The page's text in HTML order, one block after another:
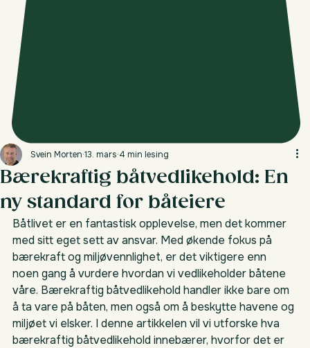
Bærekraftig båtvedlikehold: En
ny standard for båteiere
Svein Morten 13. mars 4 min lesing
Båtlivet er en fantastisk opplevelse, men det kommer
med sitt eget sett av ansvar. Med økende fokus på
bærekraft og miljøvennlighet, er det viktigere enn
noen gang å vurdere hvordan vi vedlikeholder båtene
våre. Bærekraftig båtvedlikehold handler ikke bare om
å ta vare på båten, men også om å beskytte havene og
miljøet vi elsker. I denne artikkelen vil vi utforske hva
bærekraftig båtvedlikehold innebærer, hvorfor det er